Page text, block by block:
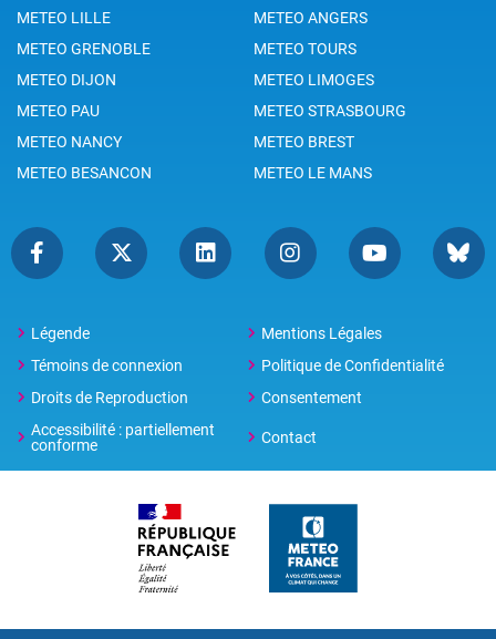
METEO LILLE
METEO ANGERS
METEO GRENOBLE
METEO TOURS
METEO DIJON
METEO LIMOGES
METEO PAU
METEO STRASBOURG
METEO NANCY
METEO BREST
METEO BESANCON
METEO LE MANS
Légende
Mentions Légales
Témoins de connexion
Politique de Confidentialité
Droits de Reproduction
Consentement
Accessibilité : partiellement
conforme
Contact